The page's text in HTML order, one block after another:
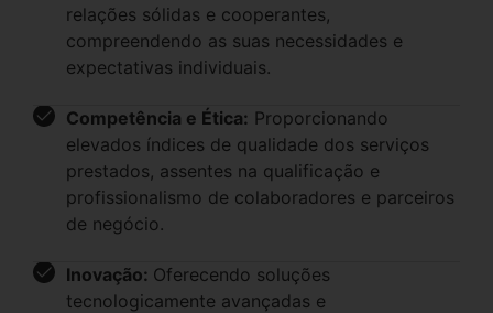
relações sólidas e cooperantes,
compreendendo as suas necessidades e
expectativas individuais.
Competência e Ética: Proporcionando
elevados índices de qualidade dos serviços
prestados, assentes na qualificação e
profissionalismo de colaboradores e parceiros
de negócio.
Inovação: Oferecendo soluções
tecnologicamente avançadas e